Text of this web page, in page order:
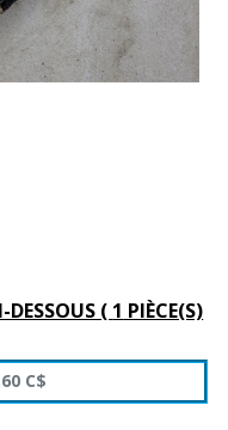
DESSOUS ( 1 PIÈCE(S)
C$